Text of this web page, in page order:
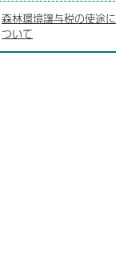
森林環境譲与税の使途に
ついて